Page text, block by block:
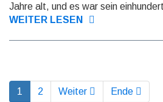
Jahre alt, und es war sein
WEITER LESEN
1 2 Weiter Ende